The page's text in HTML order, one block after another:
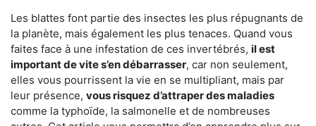
Les blattes font partie des insectes les plus répugnants de
la planète, mais également les plus tenaces. Quand vous
faites face à une infestation de ces invertébrés, il est
important de vite s’en débarrasser, car non seulement,
elles vous pourrissent la vie en se multipliant, mais par
leur présence, vous risquez d’attraper des maladies
comme la typhoïde, la salmonelle et de nombreuses